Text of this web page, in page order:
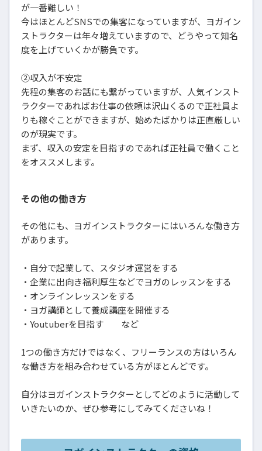
が一番難しい！
今はほとんどSNSでの集客になっていますが、ヨガイン
ストラクターは年々増えていますので、どうやって知名
度を上げていくかが勝負です。
②収入が不安定
先程の集客のお話にも繋がっていますが、人気インスト
ラクターであればお仕事の依頼は沢山くるので正社員よ
りも稼ぐことができますが、始めたばかりは正直厳しい
のが現実です。
まず、収入の安定を目指すのであれば正社員で働くこと
をオススメします。
その他の働き方
その他にも、ヨガインストラクターにはいろんな働き方
があります。
・自分で起業して、スタジオ運営をする
・企業に出向き福利厚生などでヨガのレッスンをする
・オンラインレッスンをする
・ヨガ講師として養成講座を開催する
・Youtuberを目指す など
1つの働き方だけではなく、フリーランスの方はいろん
な働き方を組み合わせている方がほとんどです。
自分はヨガインストラクターとしてどのように活動して
いきたいのか、ぜひ参考にしてみてくださいね！